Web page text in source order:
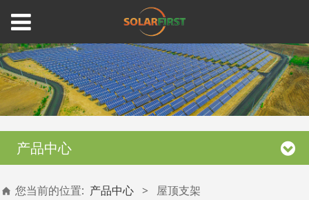
产品中心
您当前的位置: 产品中心 > 屋顶支架